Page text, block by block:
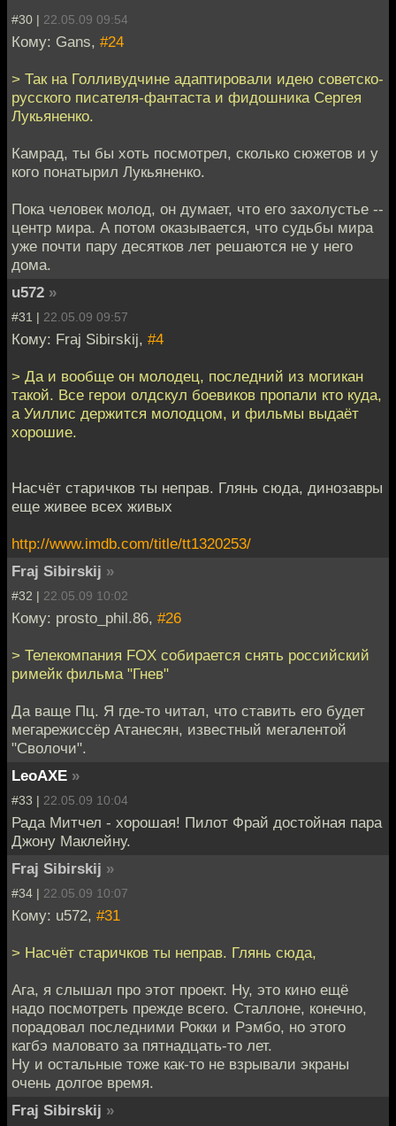
#30 | 22.05.09 09:54
Кому: Gans, #24
> Так на Голливудчине адаптировали идею советско-
русского писателя-фантаста и фидошника Сергея
Лукьяненко.
Камрад, ты бы хоть посмотрел, сколько сюжетов и у
кого понатырил Лукьяненко.
Пока человек молод, он думает, что его захолустье --
центр мира. А потом оказывается, что судьбы мира
уже почти пару десятков лет решаются не у него
дома.
u572 »
#31 | 22.05.09 09:57
Кому: Fraj Sibirskij, #4
> Да и вообще он молодец, последний из могикан
такой. Все герои олдскул боевиков пропали кто куда,
а Уиллис держится молодцом, и фильмы выдаёт
хорошие.
Насчёт старичков ты неправ. Глянь сюда, динозавры
еще живее всех живых
http://www.imdb.com/title/tt1320253/
Fraj Sibirskij »
#32 | 22.05.09 10:02
Кому: prosto_phil.86, #26
> Телекомпания FOX собирается снять российский
римейк фильма "Гнев"
Да ваще Пц. Я где-то читал, что ставить его будет
мегарежиссёр Атанесян, известный мегалентой
"Сволочи".
LeoAXE »
#33 | 22.05.09 10:04
Рада Митчел - хорошая! Пилот Фрай достойная пара
Джону Маклейну.
Fraj Sibirskij »
#34 | 22.05.09 10:07
Кому: u572, #31
> Насчёт старичков ты неправ. Глянь сюда,
Ага, я слышал про этот проект. Ну, это кино ещё
надо посмотреть прежде всего. Сталлоне, конечно,
порадовал последними Рокки и Рэмбо, но этого
кагбэ маловато за пятнадцать-то лет.
Ну и остальные тоже как-то не взрывали экраны
очень долгое время.
Fraj Sibirskij »